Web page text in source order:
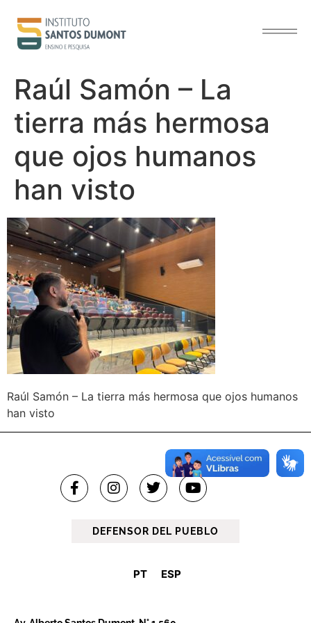
Raúl Samón – La
tierra más hermosa
que ojos humanos
han visto
Raúl Samón – La tierra más hermosa que ojos humanos
han visto
DEFENSOR DEL PUEBLO
PT ESP